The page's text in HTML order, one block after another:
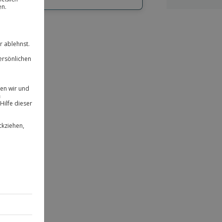
für alle Erlebnisse einlösbar.
verlängerbar.